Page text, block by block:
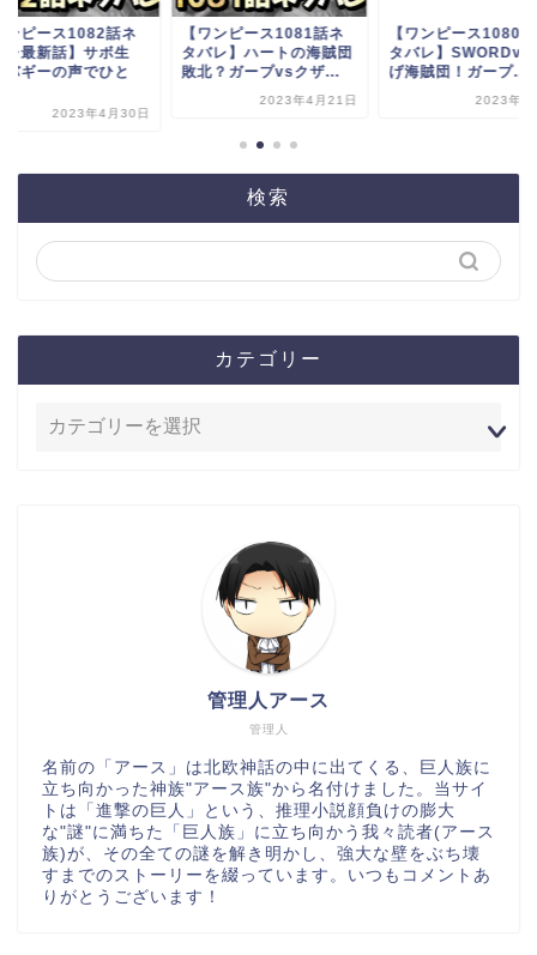
ンピース1082話ネ
レ最新話】サボ生
バギーの声でひと
2023年4月30日
【ワンピース1081話ネ
タバレ】ハートの海賊団
敗北？ガープvsクザ...
2023年4月21日
【ワンピース1080
タバレ】SWORDvs
げ海賊団！ガープ...
2023年4
検索
カテゴリー
管理人
管理人アース
名前の「アース」は北欧神話の中に出てくる、巨人族に
立ち向かった神族"アース族"から名付けました。当サイ
トは「進撃の巨人」という、推理小説顔負けの膨大
な"謎"に満ちた「巨人族」に立ち向かう我々読者(アース
族)が、その全ての謎を解き明かし、強大な壁をぶち壊
すまでのストーリーを綴っています。いつもコメントあ
りがとうございます！